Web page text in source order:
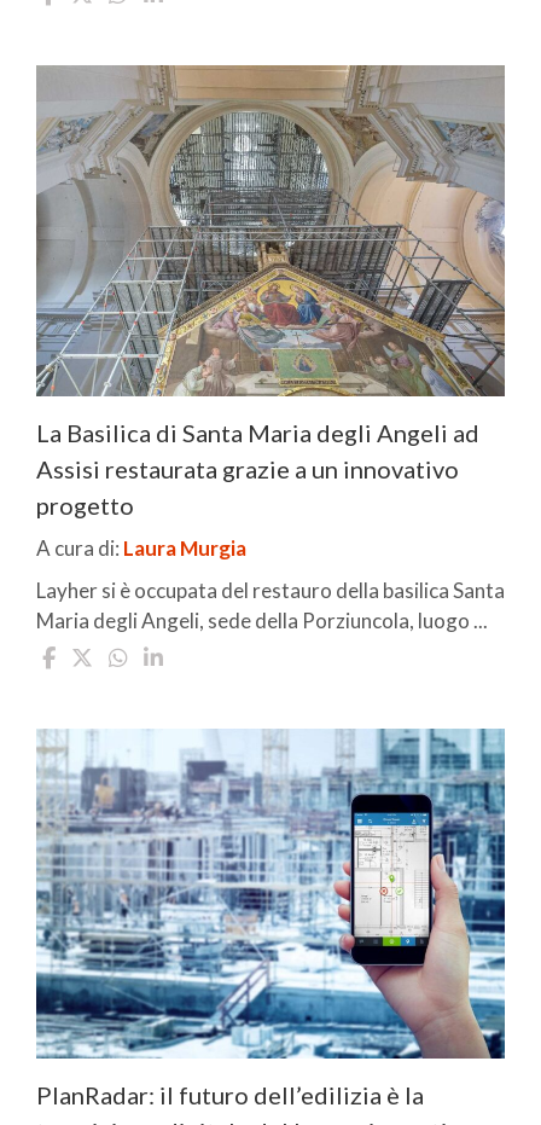
La Basilica di Santa Maria degli Angeli ad
Assisi restaurata grazie a un innovativo
progetto
A cura di: Laura Murgia
Layher si è occupata del restauro della basilica Santa
Maria degli Angeli, sede della Porziuncola, luogo ...
PlanRadar: il futuro dell’edilizia è la